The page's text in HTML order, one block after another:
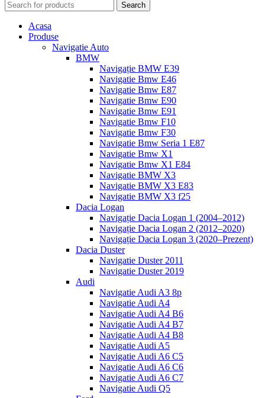
Search
Acasa
Produse
Navigatie Auto
BMW
Navigație BMW E39
Navigatie Bmw E46
Navigatie Bmw E87
Navigatie Bmw E90
Navigatie Bmw E91
Navigatie Bmw F10
Navigatie Bmw F30
Navigatie Bmw Seria 1 E87
Navigatie Bmw X1
Navigatie Bmw X1 E84
Navigatie BMW X3
Navigatie BMW X3 E83
Navigatie BMW X3 f25
Dacia Logan
Navigație Dacia Logan 1 (2004–2012)
Navigație Dacia Logan 2 (2012–2020)
Navigație Dacia Logan 3 (2020–Prezent)
Dacia Duster
Navigatie Duster 2011
Navigatie Duster 2019
Audi
Navigatie Audi A3 8p
Navigatie Audi A4
Navigatie Audi A4 B6
Navigatie Audi A4 B7
Navigatie Audi A4 B8
Navigatie Audi A5
Navigatie Audi A6 C5
Navigatie Audi A6 C6
Navigatie Audi A6 C7
Navigatie Audi Q5